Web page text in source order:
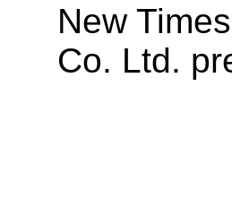
New
Co. Ltd.